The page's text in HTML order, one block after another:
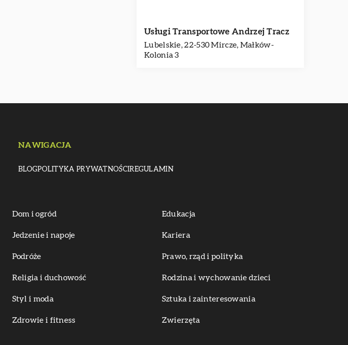
Usługi Transportowe Andrzej Tracz
Lubelskie, 22-530 Mircze, Małków-
Kolonia 3
NAWIGACJA
BLOGPOLITYKA PRYWATNOŚCIREGULAMIN
Dom i ogród Edukacja
Jedzenie i napoje Kariera
Podróże Prawo, rząd i polityka
Religia i duchowość Rodzina i wychowanie dzieci
Styl i moda Sztuka i zainteresowania
Zdrowie i fitness Zwierzęta